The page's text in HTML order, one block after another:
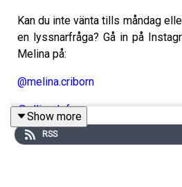
Kan du inte vänta tills måndag
en lyssnarfråga? Gå in på
Melina på:
@melina.criborn
@ellinorlofgren
Show more
RSS